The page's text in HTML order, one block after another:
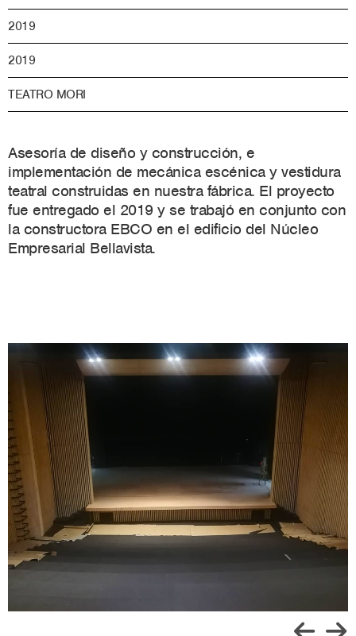
2019
2019
TEATRO MORI
Asesoría de diseño y construcción, e
implementación de mecánica escénica y vestidura
teatral construidas en nuestra fábrica. El proyecto
fue entregado el 2019 y se trabajó en conjunto con
la constructora EBCO en el edificio del Núcleo
Empresarial Bellavista.